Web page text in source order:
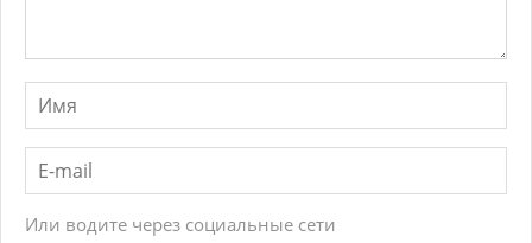
Или водите через социальные сети